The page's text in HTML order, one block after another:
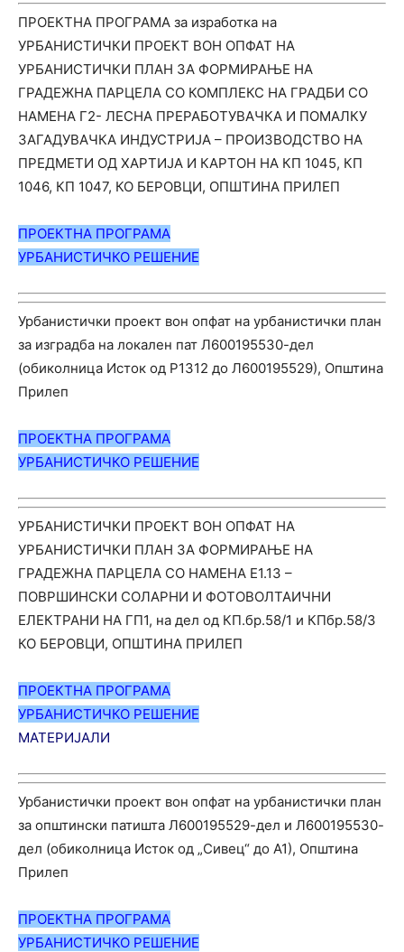
ПРОЕКТНА ПРОГРАМА за изработка на
УРБАНИСТИЧКИ ПРОЕКТ ВОН ОПФАТ НА
УРБАНИСТИЧКИ ПЛАН ЗА ФОРМИРАЊЕ НА
ГРАДЕЖНА ПАРЦЕЛА СО КОМПЛЕКС НА ГРАДБИ СО
НАМЕНА Г2- ЛЕСНА ПРЕРАБОТУВАЧКА И ПОМАЛКУ
ЗАГАДУВАЧКА ИНДУСТРИЈА – ПРОИЗВОДСТВО НА
ПРЕДМЕТИ ОД ХАРТИЈА И КАРТОН НА КП 1045, КП
1046, КП 1047, КО БЕРОВЦИ, ОПШТИНА ПРИЛЕП
ПРОЕКТНА ПРОГРАМА
УРБАНИСТИЧКО РЕШЕНИЕ
Урбанистички проект вон опфат на урбанистички план
за изградба на локален пат Л600195530-дел
(обиколница Исток од Р1312 до Л600195529), Општина
Прилеп
ПРОЕКТНА ПРОГРАМА
УРБАНИСТИЧКО РЕШЕНИЕ
УРБАНИСТИЧКИ ПРОЕКТ ВОН ОПФАТ НА
УРБАНИСТИЧКИ ПЛАН ЗА ФОРМИРАЊЕ НА
ГРАДЕЖНA ПАРЦЕЛA СО НАМЕНА Е1.13 –
ПОВРШИНСКИ СОЛАРНИ И ФОТОВОЛТАИЧНИ
ЕЛЕКТРАНИ НА ГП1, на дел од КП.бр.58/1 и КПбр.58/3
КО БЕРОВЦИ, ОПШТИНА ПРИЛЕП
ПРОЕКТНА ПРОГРАМА
УРБАНИСТИЧКО РЕШЕНИЕ
МАТЕРИЈАЛИ
Урбанистички проект вон опфат на урбанистички план
за општински патишта Л600195529-дел и Л600195530-
дел (обиколница Исток од „Сивец“ до А1), Општина
Прилеп
ПРОЕКТНА ПРОГРАМА
УРБАНИСТИЧКО РЕШЕНИЕ